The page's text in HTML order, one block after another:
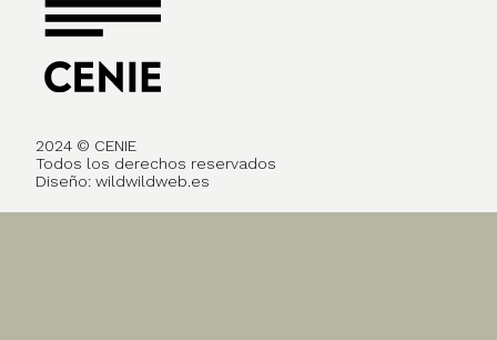
2024 © CENIE
Todos los derechos reservados
Diseño: wildwildweb.es